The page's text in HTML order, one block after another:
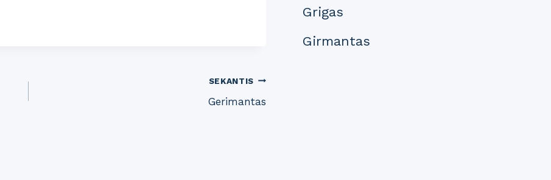
SEKANTIS
Gerimantas
Grigas
Girmantas